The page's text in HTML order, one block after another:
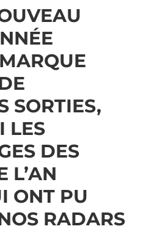
SORTIES,
LES
DES
L’AN
ONT PU
RADARS